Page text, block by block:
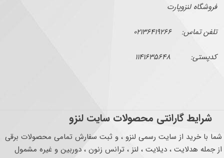
فروشگاه لنزوپارت
تلفن تماس: ۰۲۱۳۶۴۱۹۲۶۶
کدپستی: ۱۱۴۱۶۳۵۶۴۸
شرایط گارانتی محصولات سایت لنزو
شما با خرید از سایت رسمی لنزو ، و ثبت سفارش تمامی محصولات برقی
از جمله هدلایت ، دیلایت ، لنز ، ترانس زنون ، دوربین و غیره مشمول